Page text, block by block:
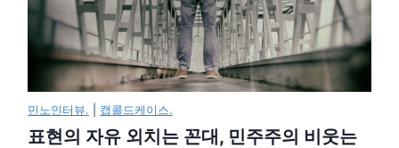
민노인터뷰. 캡콜드케이스.
표현의 자유 외치는 꼰대, 민주주의 비웃는